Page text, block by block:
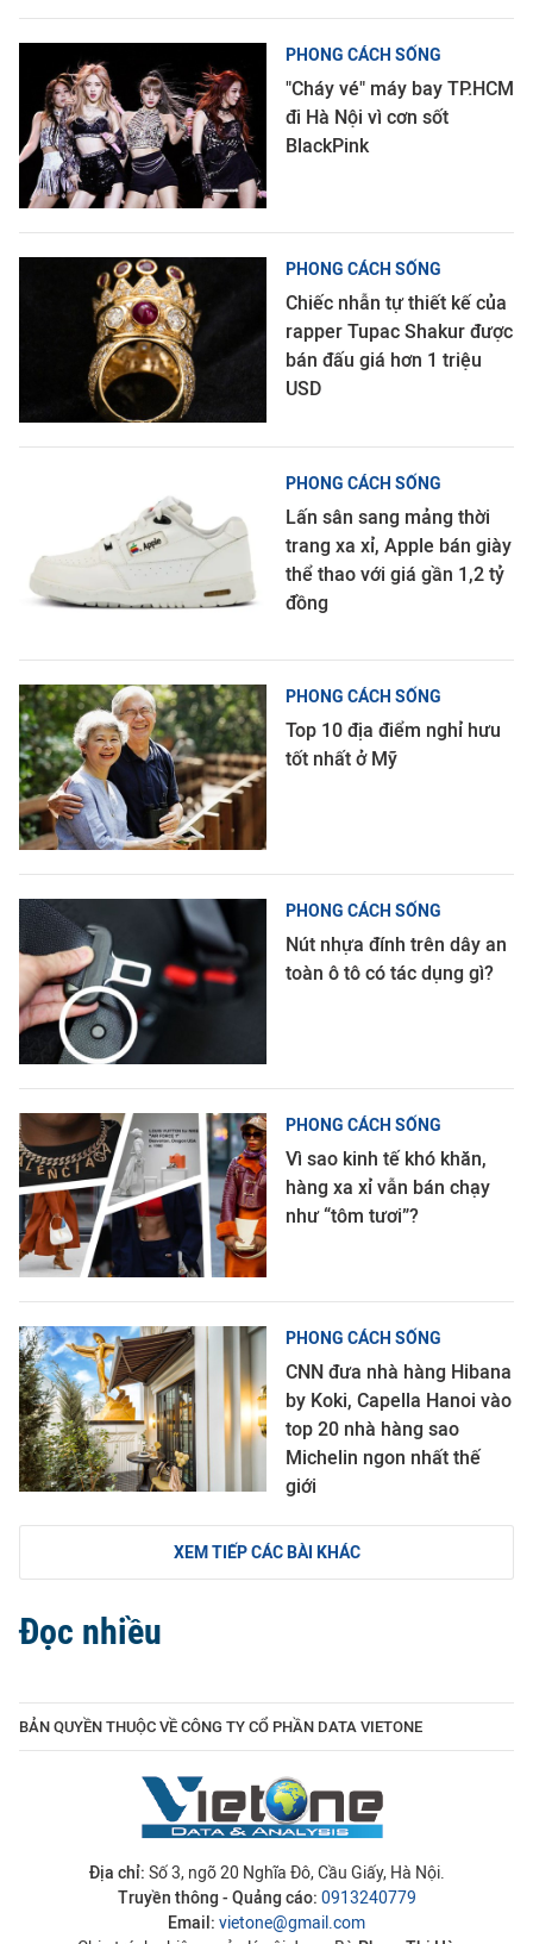
PHONG CÁCH SỐNG
"Cháy vé" máy bay TP.HCM
đi Hà Nội vì cơn sốt
BlackPink
PHONG CÁCH SỐNG
Chiếc nhẫn tự thiết kế của
rapper Tupac Shakur được
bán đấu giá hơn 1 triệu
USD
PHONG CÁCH SỐNG
Lấn sân sang mảng thời
trang xa xỉ, Apple bán giày
thể thao với giá gần 1,2 tỷ
đồng
PHONG CÁCH SỐNG
Top 10 địa điểm nghỉ hưu
tốt nhất ở Mỹ
PHONG CÁCH SỐNG
Nút nhựa đính trên dây an
toàn ô tô có tác dụng gì?
PHONG CÁCH SỐNG
Vì sao kinh tế khó khăn,
hàng xa xỉ vẫn bán chạy
như “tôm tươi”?
PHONG CÁCH SỐNG
CNN đưa nhà hàng Hibana
by Koki, Capella Hanoi vào
top 20 nhà hàng sao
Michelin ngon nhất thế
giới
XEM TIẾP CÁC BÀI KHÁC
Đọc nhiều
BẢN QUYỀN THUỘC VỀ CÔNG TY CỔ PHẦN DATA VIETONE
Địa chỉ: Số 3, ngõ 20 Nghĩa Đô, Cầu Giấy, Hà Nội.
Truyền thông - Quảng cáo: 0913240779
Email: vietone@gmail.com